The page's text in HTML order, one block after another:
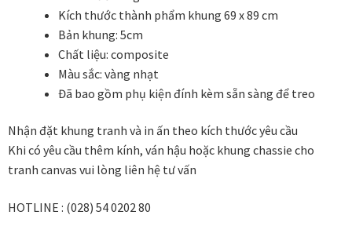
Danh Lam Collection
Điều Khoản Sử Dụng
Kim Mã – Tranh sơn mài dát vàng
Liên Diệp collection
Kích thước thành phẩm khung 69 x 89 cm
Bản khung: 5cm
Chất liệu: composite
Màu sắc: vàng nhạt
Đã bao gồm phụ kiện đính kèm sẵn sàng để treo
Nhận đặt khung tranh và in ấn theo kích thước yêu cầu
Khi có yêu cầu thêm kính, ván hậu hoặc khung chassie cho
tranh canvas vui lòng liên hệ tư vấn
HOTLINE : (028) 54 0202 80